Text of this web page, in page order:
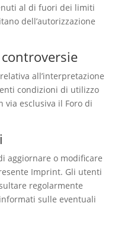
al di fuori dei limiti
dell’autorizzazione
all’interpretazione
condizioni di utilizzo
via esclusiva il Foro di
aggiornare o modificare
Imprint. Gli utenti
regolarmente
sulle eventuali